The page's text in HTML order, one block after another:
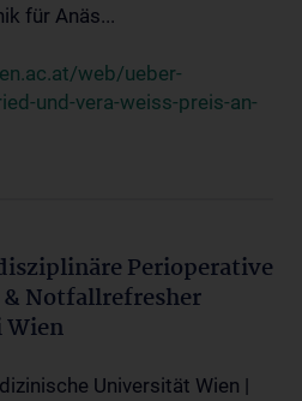
für Anäs...
web/ueber-
und-vera-weiss-preis-an-
Perioperative
Notfallrefresher
Wien
Universität Wien |